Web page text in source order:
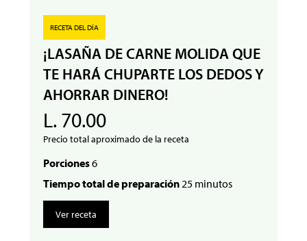
RECETA DEL DÍA
¡LASAÑA DE CARNE MOLIDA QUE
TE HARÁ CHUPARTE LOS DEDOS Y
AHORRAR DINERO!
L. 70.00
Precio total aproximado de la receta
Porciones6
Tiempo total de preparación25 minutos
Ver receta